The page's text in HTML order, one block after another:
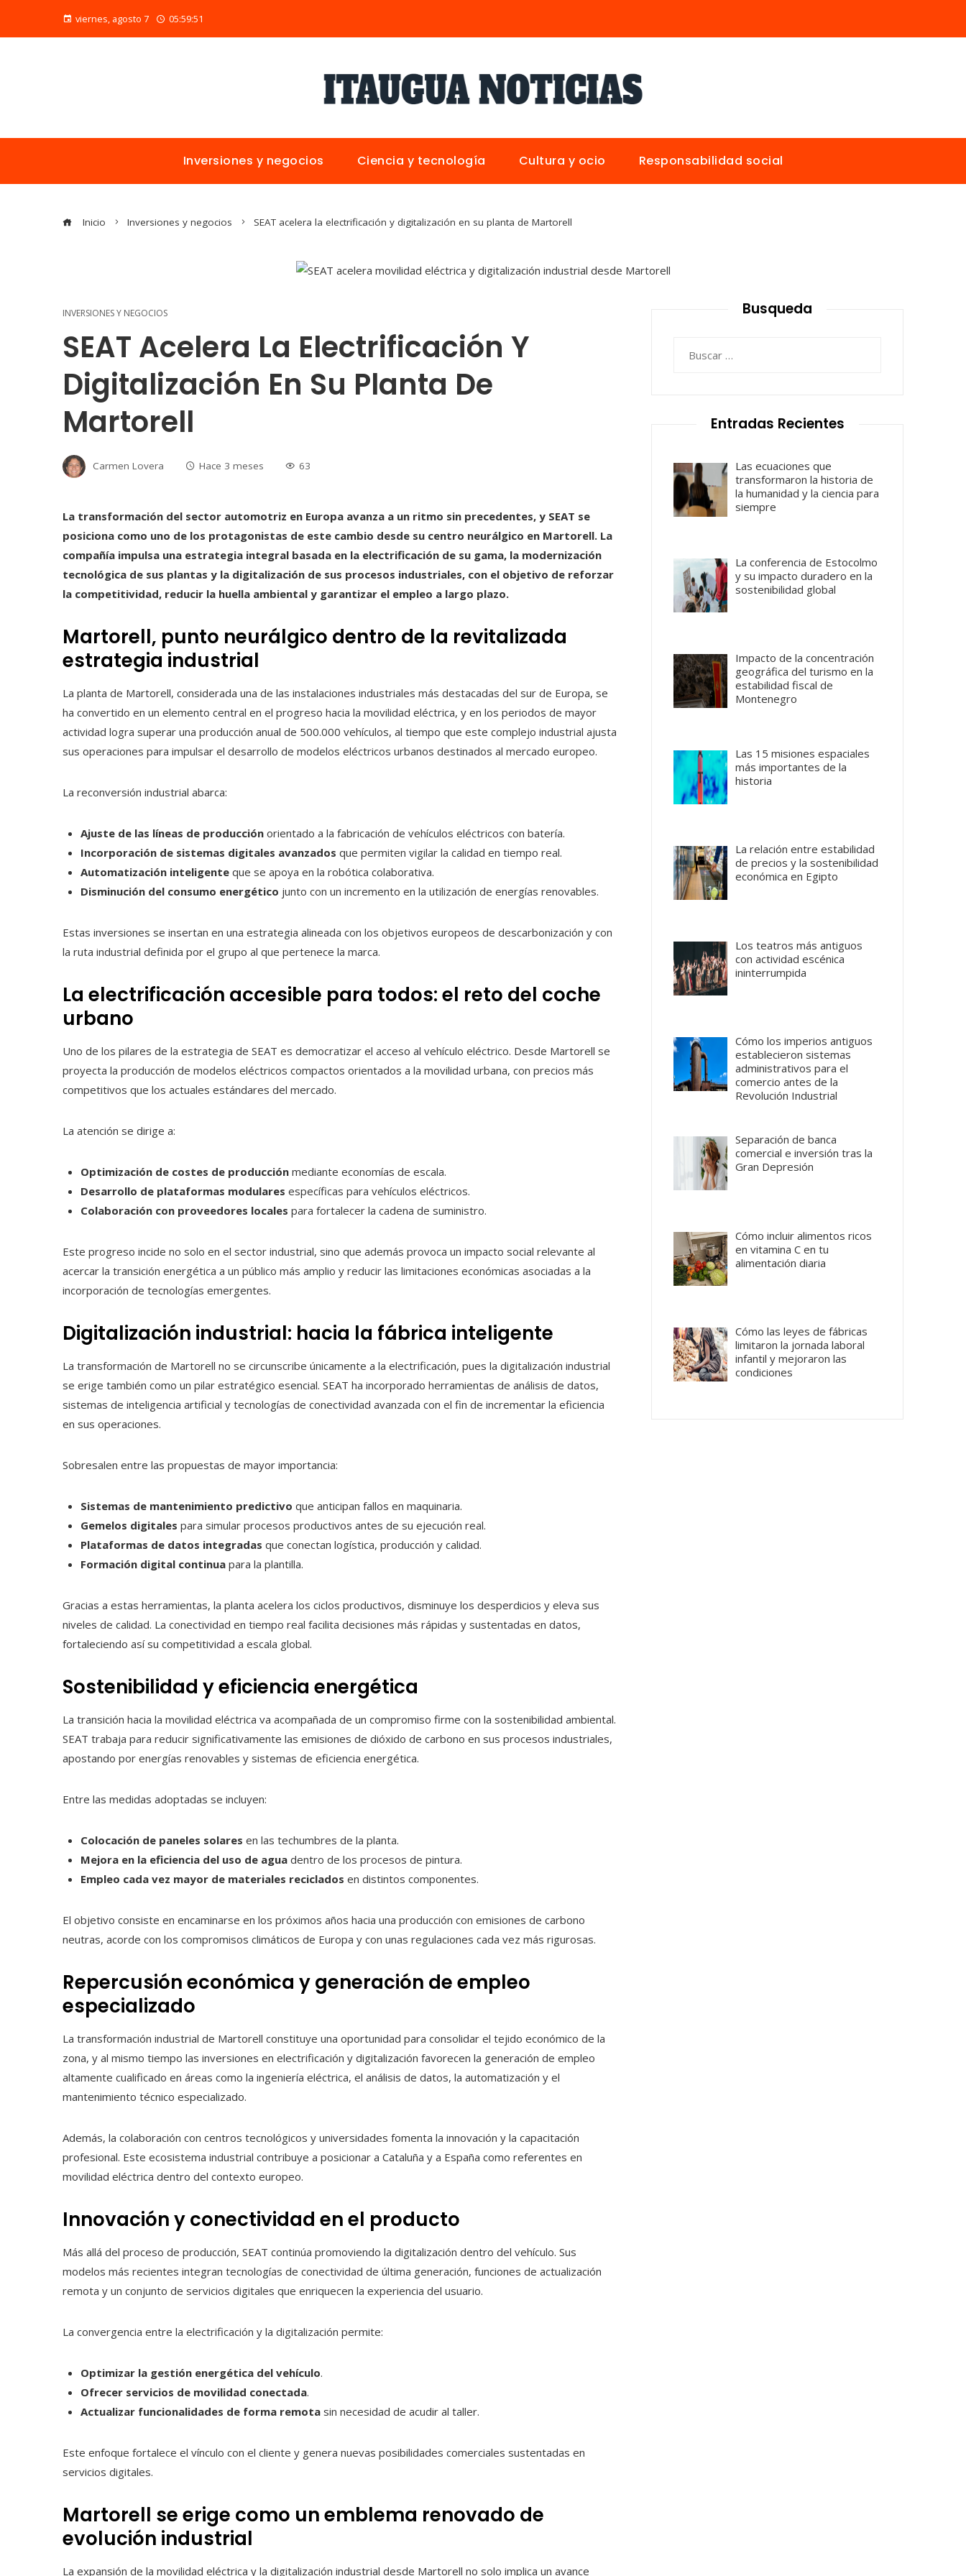
viernes, agosto 7 05:59:52
Inversiones y negocios Ciencia y tecnología Cultura y ocio Responsabilidad social
Inicio Inversiones y negocios SEAT acelera la electrificación y digitalización en su planta de Martorell
INVERSIONES Y NEGOCIOS
SEAT Acelera La Electrificación Y
Digitalización En Su Planta De
Martorell
Carmen Lovera Hace 3 meses 63
La transformación del sector automotriz en Europa avanza a un ritmo sin precedentes, y SEAT se
posiciona como uno de los protagonistas de este cambio desde su centro neurálgico en Martorell. La
compañía impulsa una estrategia integral basada en la electrificación de su gama, la modernización
tecnológica de sus plantas y la digitalización de sus procesos industriales, con el objetivo de reforzar
la competitividad, reducir la huella ambiental y garantizar el empleo a largo plazo.
Martorell, punto neurálgico dentro de la revitalizada
estrategia industrial
La planta de Martorell, considerada una de las instalaciones industriales más destacadas del sur de Europa, se
ha convertido en un elemento central en el progreso hacia la movilidad eléctrica, y en los periodos de mayor
actividad logra superar una producción anual de 500.000 vehículos, al tiempo que este complejo industrial ajusta
sus operaciones para impulsar el desarrollo de modelos eléctricos urbanos destinados al mercado europeo.
La reconversión industrial abarca:
Ajuste de las líneas de producción orientado a la fabricación de vehículos eléctricos con batería.
Incorporación de sistemas digitales avanzados que permiten vigilar la calidad en tiempo real.
Automatización inteligente que se apoya en la robótica colaborativa.
Disminución del consumo energético junto con un incremento en la utilización de energías renovables.
Estas inversiones se insertan en una estrategia alineada con los objetivos europeos de descarbonización y con
la ruta industrial definida por el grupo al que pertenece la marca.
La electrificación accesible para todos: el reto del coche
urbano
Uno de los pilares de la estrategia de SEAT es democratizar el acceso al vehículo eléctrico. Desde Martorell se
proyecta la producción de modelos eléctricos compactos orientados a la movilidad urbana, con precios más
competitivos que los actuales estándares del mercado.
La atención se dirige a:
Optimización de costes de producción mediante economías de escala.
Desarrollo de plataformas modulares específicas para vehículos eléctricos.
Colaboración con proveedores locales para fortalecer la cadena de suministro.
Este progreso incide no solo en el sector industrial, sino que además provoca un impacto social relevante al
acercar la transición energética a un público más amplio y reducir las limitaciones económicas asociadas a la
incorporación de tecnologías emergentes.
Digitalización industrial: hacia la fábrica inteligente
La transformación de Martorell no se circunscribe únicamente a la electrificación, pues la digitalización industrial
se erige también como un pilar estratégico esencial. SEAT ha incorporado herramientas de análisis de datos,
sistemas de inteligencia artificial y tecnologías de conectividad avanzada con el fin de incrementar la eficiencia
en sus operaciones.
Sobresalen entre las propuestas de mayor importancia:
Sistemas de mantenimiento predictivo que anticipan fallos en maquinaria.
Gemelos digitales para simular procesos productivos antes de su ejecución real.
Plataformas de datos integradas que conectan logística, producción y calidad.
Formación digital continua para la plantilla.
Gracias a estas herramientas, la planta acelera los ciclos productivos, disminuye los desperdicios y eleva sus
niveles de calidad. La conectividad en tiempo real facilita decisiones más rápidas y sustentadas en datos,
fortaleciendo así su competitividad a escala global.
Sostenibilidad y eficiencia energética
La transición hacia la movilidad eléctrica va acompañada de un compromiso firme con la sostenibilidad ambiental.
SEAT trabaja para reducir significativamente las emisiones de dióxido de carbono en sus procesos industriales,
apostando por energías renovables y sistemas de eficiencia energética.
Entre las medidas adoptadas se incluyen:
Colocación de paneles solares en las techumbres de la planta.
Mejora en la eficiencia del uso de agua dentro de los procesos de pintura.
Empleo cada vez mayor de materiales reciclados en distintos componentes.
El objetivo consiste en encaminarse en los próximos años hacia una producción con emisiones de carbono
neutras, acorde con los compromisos climáticos de Europa y con unas regulaciones cada vez más rigurosas.
Repercusión económica y generación de empleo
especializado
La transformación industrial de Martorell constituye una oportunidad para consolidar el tejido económico de la
zona, y al mismo tiempo las inversiones en electrificación y digitalización favorecen la generación de empleo
altamente cualificado en áreas como la ingeniería eléctrica, el análisis de datos, la automatización y el
mantenimiento técnico especializado.
Además, la colaboración con centros tecnológicos y universidades fomenta la innovación y la capacitación
profesional. Este ecosistema industrial contribuye a posicionar a Cataluña y a España como referentes en
movilidad eléctrica dentro del contexto europeo.
Innovación y conectividad en el producto
Más allá del proceso de producción, SEAT continúa promoviendo la digitalización dentro del vehículo. Sus
modelos más recientes integran tecnologías de conectividad de última generación, funciones de actualización
remota y un conjunto de servicios digitales que enriquecen la experiencia del usuario.
La convergencia entre la electrificación y la digitalización permite:
Optimizar la gestión energética del vehículo.
Ofrecer servicios de movilidad conectada.
Actualizar funcionalidades de forma remota sin necesidad de acudir al taller.
Este enfoque fortalece el vínculo con el cliente y genera nuevas posibilidades comerciales sustentadas en
servicios digitales.
Martorell se erige como un emblema renovado de
evolución industrial
La expansión de la movilidad eléctrica y la digitalización industrial desde Martorell no solo implica un avance
Busqueda
Entradas Recientes
Las ecuaciones que
transformaron la historia de
la humanidad y la ciencia para
siempre
La conferencia de Estocolmo
y su impacto duradero en la
sostenibilidad global
Impacto de la concentración
geográfica del turismo en la
estabilidad fiscal de
Montenegro
Las 15 misiones espaciales
más importantes de la
historia
La relación entre estabilidad
de precios y la sostenibilidad
económica en Egipto
Los teatros más antiguos
con actividad escénica
ininterrumpida
Cómo los imperios antiguos
establecieron sistemas
administrativos para el
comercio antes de la
Revolución Industrial
Separación de banca
comercial e inversión tras la
Gran Depresión
Cómo incluir alimentos ricos
en vitamina C en tu
alimentación diaria
Cómo las leyes de fábricas
limitaron la jornada laboral
infantil y mejoraron las
condiciones